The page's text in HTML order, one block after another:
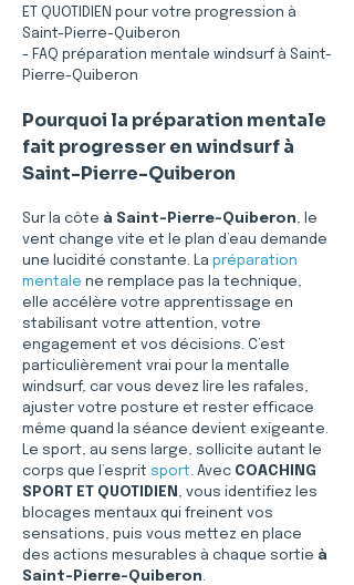
ET QUOTIDIEN pour votre progression à
Saint-Pierre-Quiberon
- FAQ préparation mentale windsurf à Saint-
Pierre-Quiberon
Pourquoi la préparation mentale
fait progresser en windsurf à
Saint-Pierre-Quiberon
Sur la côte à Saint-Pierre-Quiberon, le
vent change vite et le plan d’eau demande
une lucidité constante. La préparation
mentale ne remplace pas la technique,
elle accélère votre apprentissage en
stabilisant votre attention, votre
engagement et vos décisions. C’est
particulièrement vrai pour la mentalle
windsurf, car vous devez lire les rafales,
ajuster votre posture et rester efficace
même quand la séance devient exigeante.
Le sport, au sens large, sollicite autant le
corps que l’esprit sport. Avec COACHING
SPORT ET QUOTIDIEN , vous identifiez les
blocages mentaux qui freinent vos
sensations, puis vous mettez en place
des actions mesurables à chaque sortie à
Saint-Pierre-Quiberon.